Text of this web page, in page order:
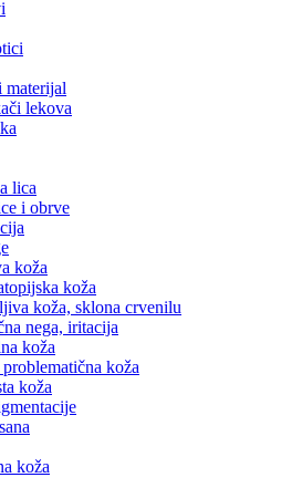
materijal
lekova
lica
i obrve
koža
koža
koža, sklona crvenilu
nega, iritacija
koža
koža
koža
koža